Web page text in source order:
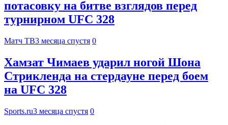
потасовку на битве взглядов перед
турнирном UFC 328
Матч ТВ3 месяца спустя 0
Хамзат Чимаев ударил ногой Шона
Стрикленда на стердауне перед боем
на UFC 328
Sports.ru3 месяца спустя 0